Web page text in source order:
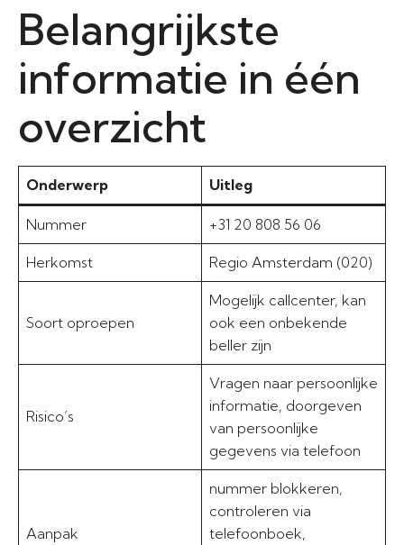
Belangrijkste
informatie in één
overzicht
Onderwerp Uitleg
Nummer +31 20 808 56 06
Herkomst Regio Amsterdam (020)
Soort oproepen
Mogelijk callcenter, kan
ook een onbekende
beller zijn
Risico’s
Vragen naar persoonlijke
informatie, doorgeven
van persoonlijke
gegevens via telefoon
Aanpak
nummer blokkeren,
controleren via
telefoonboek,